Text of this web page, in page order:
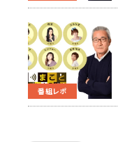
番組レポ